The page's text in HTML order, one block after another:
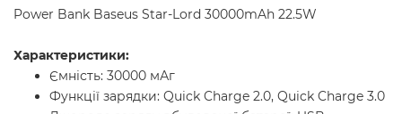
Power Bank Baseus Star-Lord 30000mAh 22.5W
Характеристики:
Ємність: 30000 мАг
Функції зарядки: Quick Charge 2.0, Quick Charge 3.0